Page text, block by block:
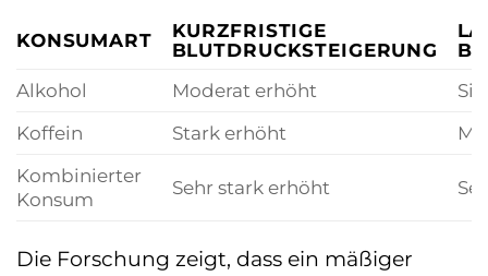
KONSUMART
KURZFRISTIGE
BLUTDRUCKSTEIGERUNG
Alkohol
Moderat erhöht
Koffein
Stark erhöht
Kombinierter
Konsum
Sehr stark erhöht
Die Forschung zeigt, dass ein mäßiger